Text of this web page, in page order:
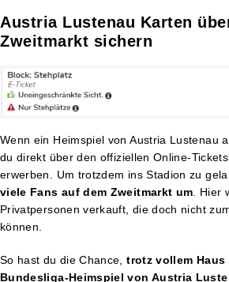
Austria Lustenau Karten
Zweitmarkt sichern
Wenn ein Heimspiel von Austria Lustenau
du direkt über den offiziellen Online-
erwerben. Um trotzdem ins Stadion zu
viele Fans auf dem Zweitmarkt um . Hier
Privatpersonen verkauft, die doch nicht
können.
So hast du die Chance,trotz vollem Haus
Bundesliga-Heimspiel von Austria